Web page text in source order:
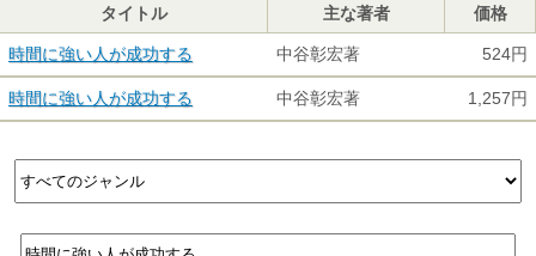
タイトル 主な著者 価格
時間に強い人が成功する 中谷彰宏著 524円
時間に強い人が成功する 中谷彰宏著 1,257円